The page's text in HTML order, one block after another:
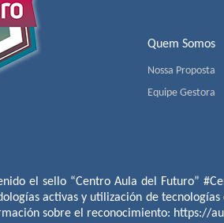
Quem Somos
Nossa Proposta
Equipe Gestora
el sello “Centro Aula del Futuro”
activas y utilización de
sobre el reconocimiento: https://